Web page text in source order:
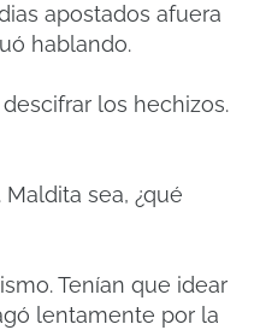
apostados afuera
hablando.
los hechizos.
sea, ¿qué
Tenían que idear
lentamente por la